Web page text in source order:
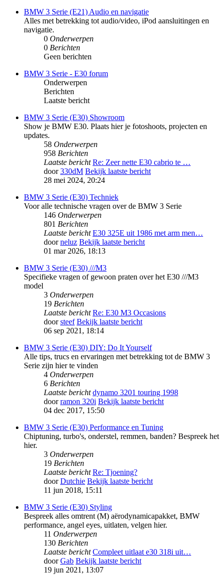
BMW 3 Serie (E21) Audio en navigatie
Alles met betrekking tot audio/video, iPod aansluitingen en
navigatie.
0 Onderwerpen
0 Berichten
Geen berichten
BMW 3 Serie - E30 forum
Onderwerpen
Berichten
Laatste bericht
BMW 3 Serie (E30) Showroom
Show je BMW E30. Plaats hier je fotoshoots, projecten en
updates.
58 Onderwerpen
958 Berichten
Laatste bericht Re: Zeer nette E30 cabrio te …
door330dM Bekijk laatste bericht
28 mei 2024, 20:24
BMW 3 Serie (E30) Techniek
Voor alle technische vragen over de BMW 3 Serie
146 Onderwerpen
801 Berichten
Laatste bericht E30 325E uit 1986 met arm men…
doorneluz Bekijk laatste bericht
01 mar 2026, 18:13
BMW 3 Serie (E30) ///M3
Specifieke vragen of gewoon praten over het E30 ///M3
model
3 Onderwerpen
19 Berichten
Laatste bericht Re: E30 M3 Occasions
doorsteef Bekijk laatste bericht
06 sep 2021, 18:14
BMW 3 Serie (E30) DIY: Do It Yourself
Alle tips, trucs en ervaringen met betrekking tot de BMW 3
Serie zijn hier te vinden
4 Onderwerpen
6 Berichten
Laatste bericht dynamo 3201 touring 1998
doorramon 320i Bekijk laatste bericht
04 dec 2017, 15:50
BMW 3 Serie (E30) Performance en Tuning
Chiptuning, turbo's, onderstel, remmen, banden? Bespreek het
hier.
3 Onderwerpen
19 Berichten
Laatste bericht Re: Tjoening?
doorDutchie Bekijk laatste bericht
11 jun 2018, 15:11
BMW 3 Serie (E30) Styling
Bespreek alles omtrent (M) aërodynamicapakket, BMW
performance, angel eyes, uitlaten, velgen hier.
11 Onderwerpen
130 Berichten
Laatste bericht Compleet uitlaat e30 318i uit…
doorGab Bekijk laatste bericht
19 jun 2021, 13:07